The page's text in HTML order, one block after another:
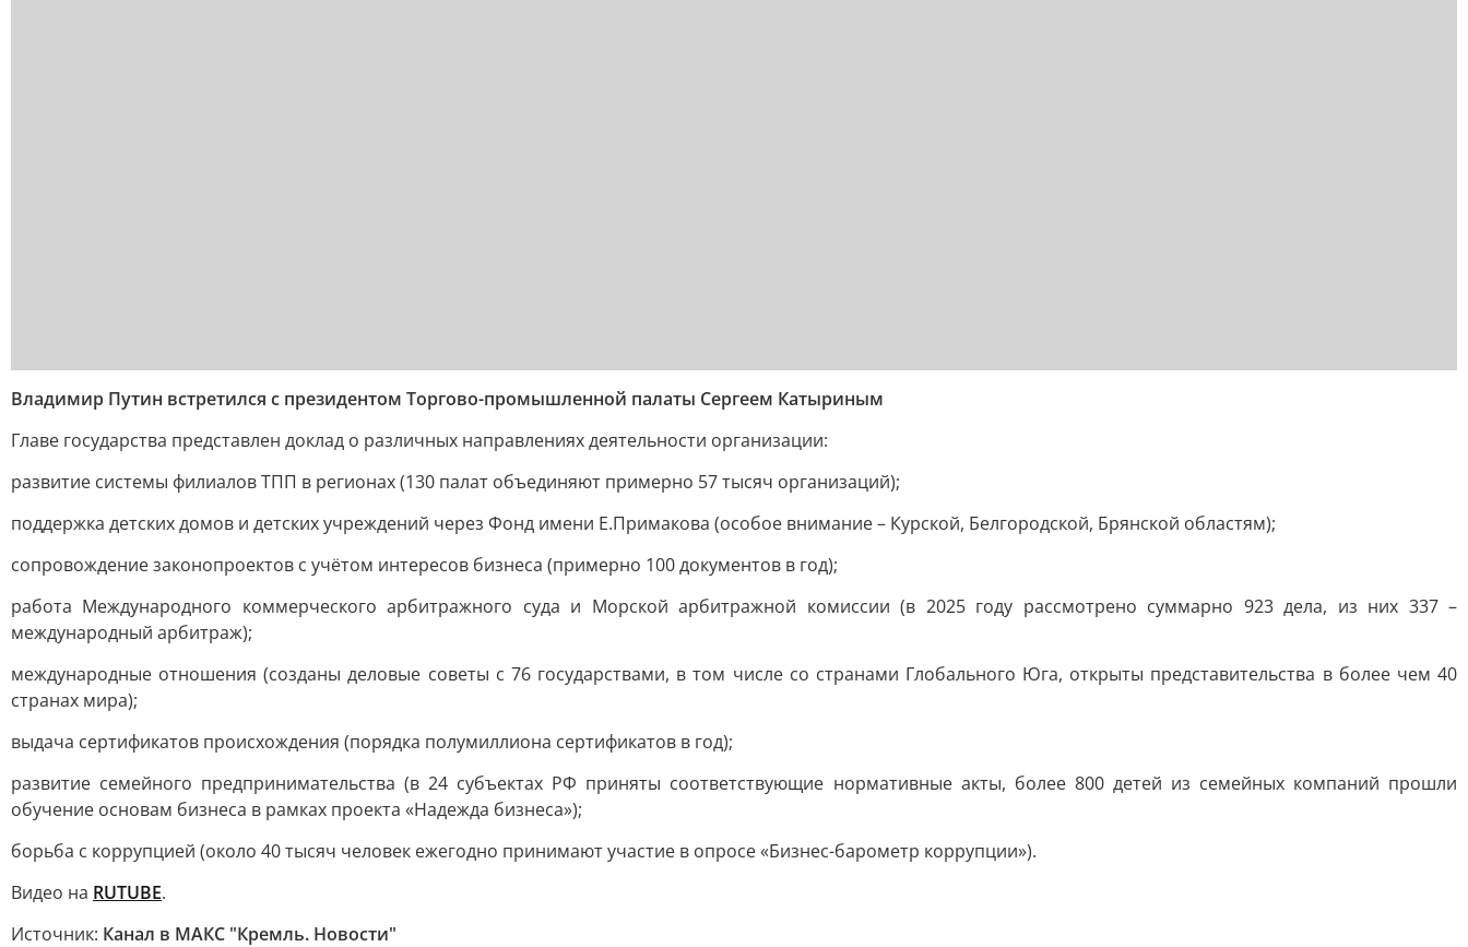
Владимир Путин встретился с президентом Торгово-промышленной палаты Сергеем Катыриным
Главе государства представлен доклад о различных направлениях деятельности организации:
развитие системы филиалов ТПП в регионах (130 палат объединяют примерно 57 тысяч организаций);
поддержка детских домов и детских учреждений через Фонд имени Е.Примакова (особое внимание – Курской, Белгородской, Брянской областям);
сопровождение законопроектов с учётом интересов бизнеса (примерно 100 документов в год);
работа Международного коммерческого арбитражного суда и Морской арбитражной комиссии (в 2025 году рассмотрено суммарно 923 дела, из них 337 –
международный арбитраж);
международные отношения (созданы деловые советы с 76 государствами, в том числе со странами Глобального Юга, открыты представительства в более чем 40
странах мира);
выдача сертификатов происхождения (порядка полумиллиона сертификатов в год);
развитие семейного предпринимательства (в 24 субъектах РФ приняты соответствующие нормативные акты, более 800 детей из семейных компаний прошли
обучение основам бизнеса в рамках проекта «Надежда бизнеса»);
борьба с коррупцией (около 40 тысяч человек ежегодно принимают участие в опросе «Бизнес-барометр коррупции»).
Видео на RUTUBE.
Источник: Канал в МАКС "Кремль. Новости"